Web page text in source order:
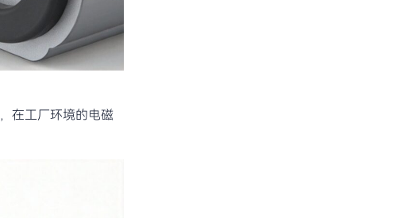
在工厂环境的电磁